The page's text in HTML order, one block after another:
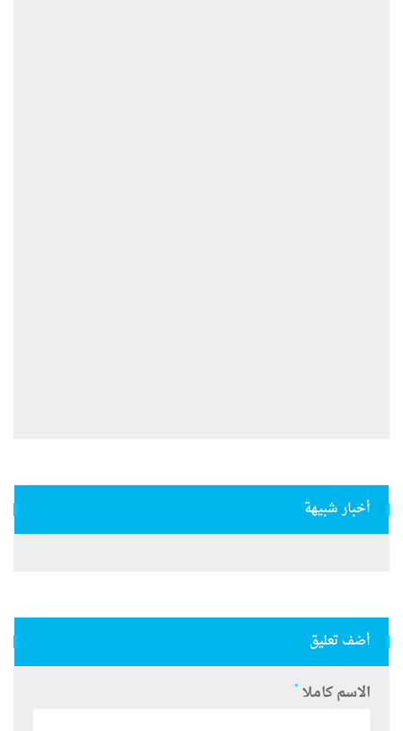
أخبار شبيهة
أضف تعليق
الاسم كاملا *